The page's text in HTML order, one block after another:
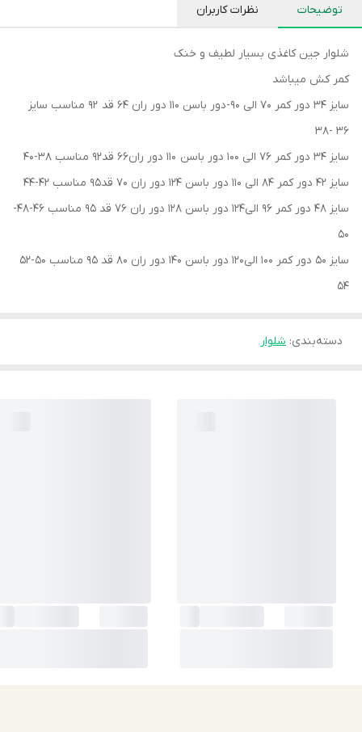
توضیحات نظرات کاربران
شلوار جین کاغذی بسیار لطیف و خنک
کمر کش میباشد
سایز 34 دور کمر 70 الی 90-دور باسن 110 دور ران 64 قد 92 مناسب سایز
36 -38
سایز 34 دور کمر 76 الی 100 دور باسن 110 دور ران66 قد92 مناسب 38-40
سایز 42 دور کمر 84 الی 110 دور باسن 124 دور ران 70 قد95 مناسب 42-44
سایز 48 دور کمر 96 الی124 دور باسن 128 دور ران 76 قد 95 مناسب 46-48-
50
سایز 50 دور کمر 100 الی120 دور باسن 140 دور ران 80 قد 95 مناسب 50-52
54
دسته‌بندی: شلوار